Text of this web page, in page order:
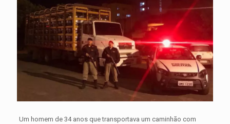
Um homem de 34 anos que transportava um caminhão com